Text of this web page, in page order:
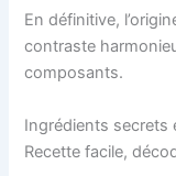
En définitive,
contraste
composants.
Ingrédients secrets
Recette facile,